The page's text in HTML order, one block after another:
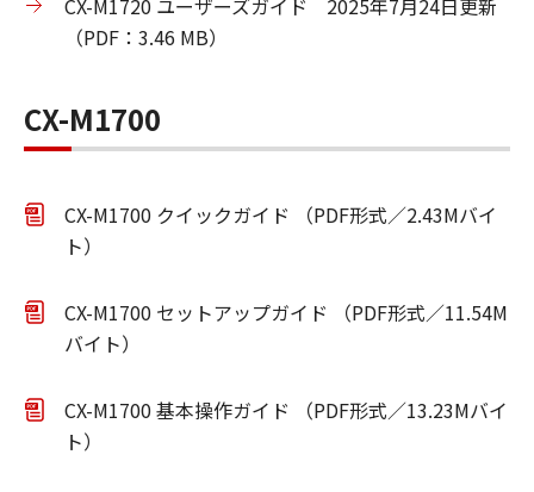
CX-M1720 ユーザーズガイド 2025年7月24日更新
（PDF：3.46 MB）
CX-M1700
CX-M1700 クイックガイド （PDF形式／2.43Mバイ
ト）
CX-M1700 セットアップガイド （PDF形式／11.54M
バイト）
CX-M1700 基本操作ガイド （PDF形式／13.23Mバイ
ト）